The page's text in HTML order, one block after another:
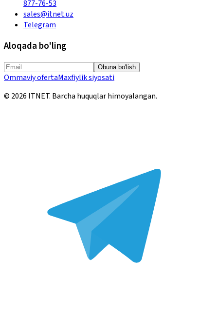
877-76-53
sales@itnet.uz
Telegram
Aloqada bo'ling
Obuna bo'lish
Ommaviy ofertaMaxfiylik siyosati
© 2026 ITNET. Barcha huquqlar himoyalangan.